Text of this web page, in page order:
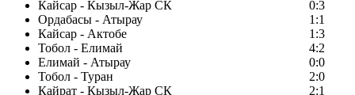
Кайсар - Кызыл-Жар СК
0:3
Ордабасы - Атырау
1:1
Кайсар - Актобе
1:3
Тобол - Елимай
4:2
Елимай - Атырау
0:0
Тобол - Туран
2:0
Кайрат - Кызыл-Жар СК
2:1